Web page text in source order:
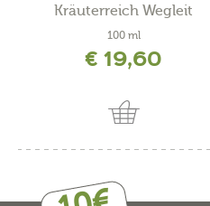
Kräuterreich Wegleit
100 ml
€ 19,60